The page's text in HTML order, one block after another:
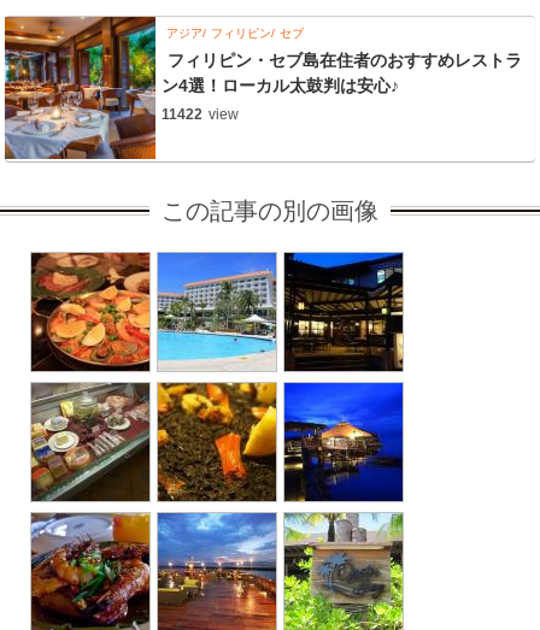
アジア フィリピン セブ
フィリピン・セブ島在住者のおすすめレストラ
ン4選！ローカル太鼓判は安心♪
11422 view
この記事の別の画像